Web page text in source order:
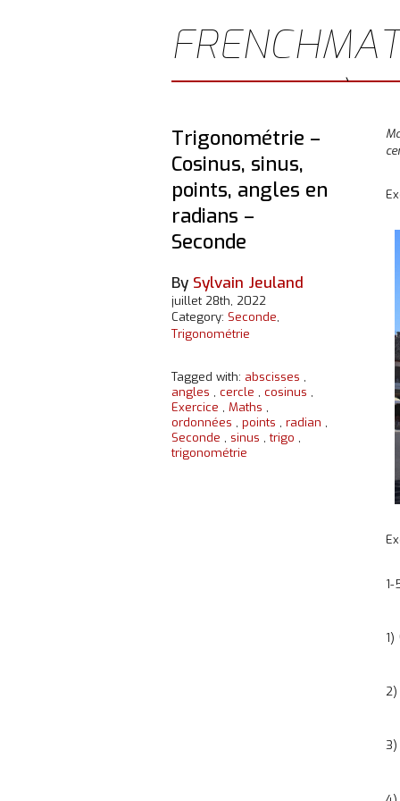
JEULAND)
Trigonométrie –
Cosinus, sinus,
points, angles en
radians –
Seconde
By Sylvain Jeuland
juillet 28th, 2022
Category: Seconde,
Trigonométrie
Tagged with: abscisses ,
angles , cercle , cosinus ,
Exercice , Maths ,
ordonnées , points , radian ,
Seconde , sinus ,trigo ,
trigonométrie
1)
2)
3)